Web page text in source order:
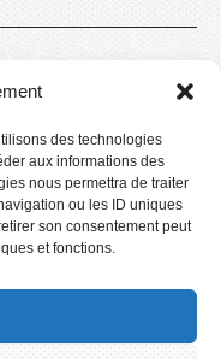
des technologies
aux informations des
nous permettra de traiter
ou les ID uniques
son consentement peut
et fonctions.